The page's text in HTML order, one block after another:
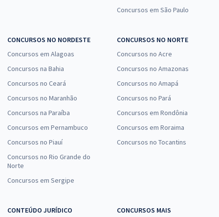
Concursos em São Paulo
CONCURSOS NO NORDESTE
Concursos em Alagoas
Concursos na Bahia
Concursos no Ceará
Concursos no Maranhão
Concursos na Paraíba
Concursos em Pernambuco
Concursos no Piauí
Concursos no Rio Grande do
Norte
Concursos em Sergipe
CONCURSOS NO NORTE
Concursos no Acre
Concursos no Amazonas
Concursos no Amapá
Concursos no Pará
Concursos em Rondônia
Concursos em Roraima
Concursos no Tocantins
CONTEÚDO JURÍDICO
CONCURSOS MAIS